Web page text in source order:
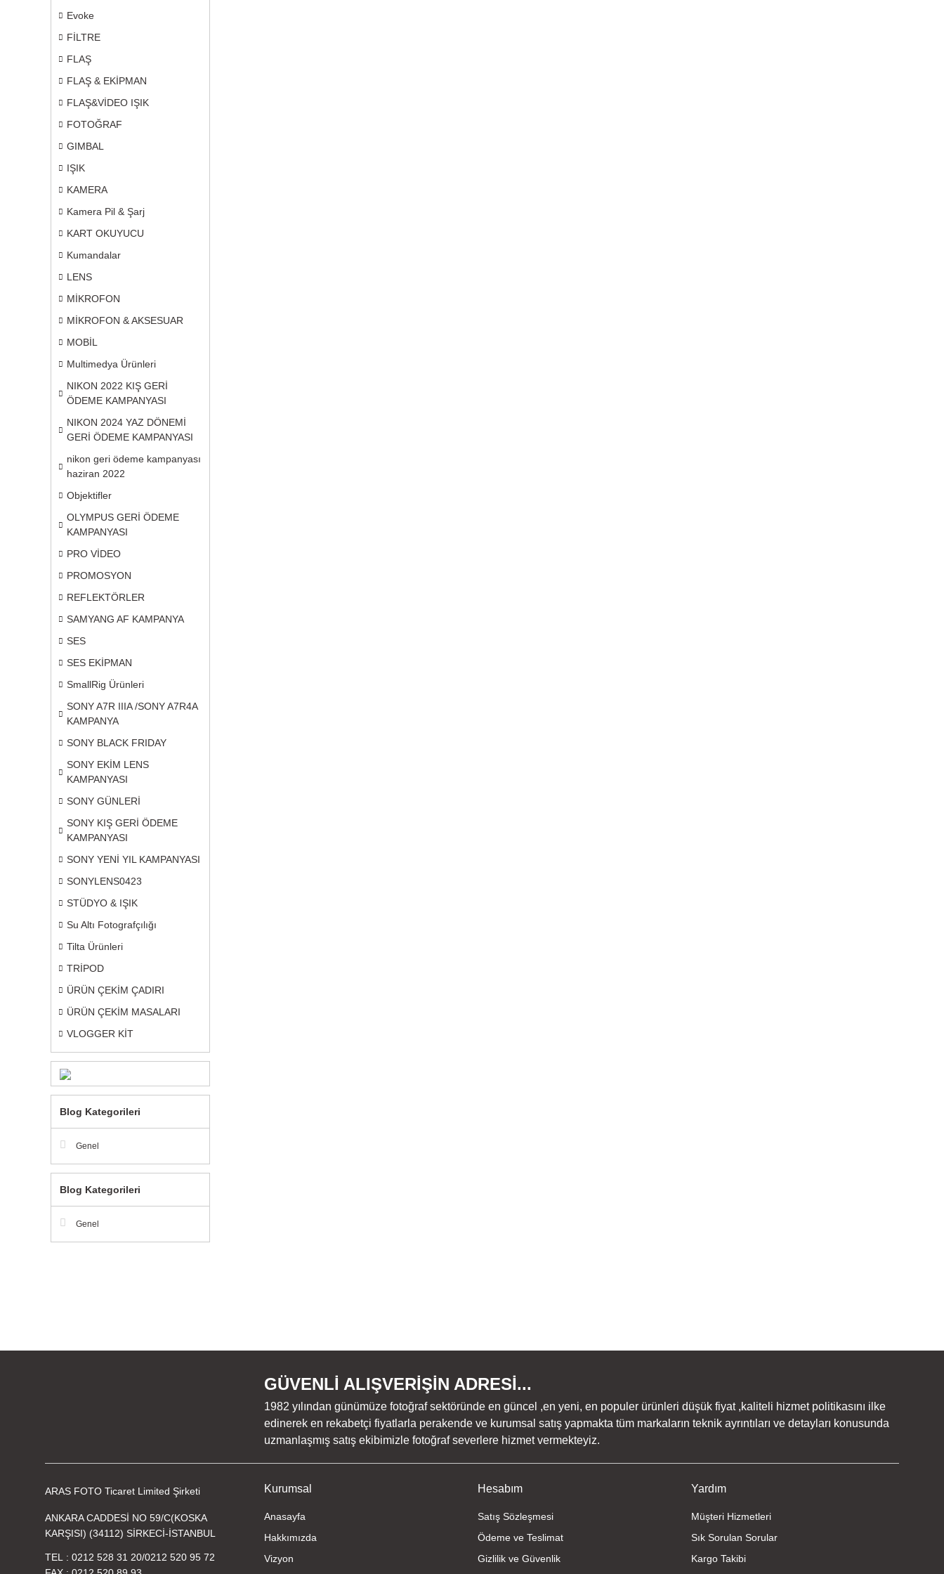
Evoke
FİLTRE
FLAŞ
FLAŞ & EKİPMAN
FLAŞ&VİDEO IŞIK
FOTOĞRAF
GIMBAL
IŞIK
KAMERA
Kamera Pil & Şarj
KART OKUYUCU
Kumandalar
LENS
MİKROFON
MİKROFON & AKSESUAR
MOBİL
Multimedya Ürünleri
NIKON 2022 KIŞ GERİ
ÖDEME KAMPANYASI
NIKON 2024 YAZ DÖNEMİ
GERİ ÖDEME KAMPANYASI
nikon geri ödeme kampanyası
haziran 2022
Objektifler
OLYMPUS GERİ ÖDEME
KAMPANYASI
PRO VİDEO
PROMOSYON
REFLEKTÖRLER
SAMYANG AF KAMPANYA
SES
SES EKİPMAN
SmallRig Ürünleri
SONY A7R IIIA /SONY A7R4A
KAMPANYA
SONY BLACK FRIDAY
SONY EKİM LENS
KAMPANYASI
SONY GÜNLERİ
SONY KIŞ GERİ ÖDEME
KAMPANYASI
SONY YENİ YIL KAMPANYASI
SONYLENS0423
STÜDYO & IŞIK
Su Altı Fotografçılığı
Tilta Ürünleri
TRİPOD
ÜRÜN ÇEKİM ÇADIRI
ÜRÜN ÇEKİM MASALARI
VLOGGER KİT
Blog Kategorileri
Genel
Blog Kategorileri
Genel
GÜVENLİ ALIŞVERİŞİN ADRESİ...
1982 yılından günümüze fotoğraf sektöründe en güncel ,en yeni, en populer ürünleri düşük fiyat ,kaliteli hizmet politikasını ilke
edinerek en rekabetçi fiyatlarla perakende ve kurumsal satış yapmakta tüm markaların teknik ayrıntıları ve detayları konusunda
uzmanlaşmış satış ekibimizle fotoğraf severlere hizmet vermekteyiz.
ARAS FOTO Ticaret Limited Şirketi
ANKARA CADDESİ NO 59/C(KOSKA
KARŞISI) (34112) SİRKECİ-İSTANBUL
TEL 0212 528 31 20/0212 520 95 72
Kurumsal
Anasayfa
Hakkımızda
Vizyon
Hesabım
Satış Sözleşmesi
Ödeme ve Teslimat
Gizlilik ve Güvenlik
Yardım
Müşteri Hizmetleri
Sık Sorulan Sorular
Kargo Takibi